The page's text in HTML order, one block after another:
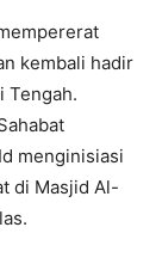
kembali hadir
Tengah.
menginisiasi
di Masjid Al-